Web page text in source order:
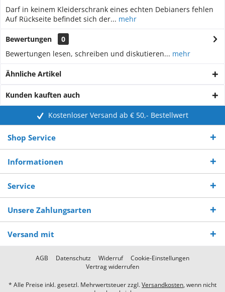
Darf in keinem Kleiderschrank eines echten Debianers fehlen
Auf Rückseite befindet sich der... mehr
Bewertungen
0
Bewertungen lesen, schreiben und diskutieren... mehr
Ähnliche Artikel
Kunden kauften auch
Kostenloser Versand ab € 50,- Bestellwert
Shop Service
Informationen
Service
Unsere Zahlungsarten
Versand mit
AGB Datenschutz Widerruf
Cookie-Einstellungen
Vertrag widerrufen
* Alle Preise inkl. gesetzl. Mehrwertsteuer zzgl.Versandkosten, wenn nicht